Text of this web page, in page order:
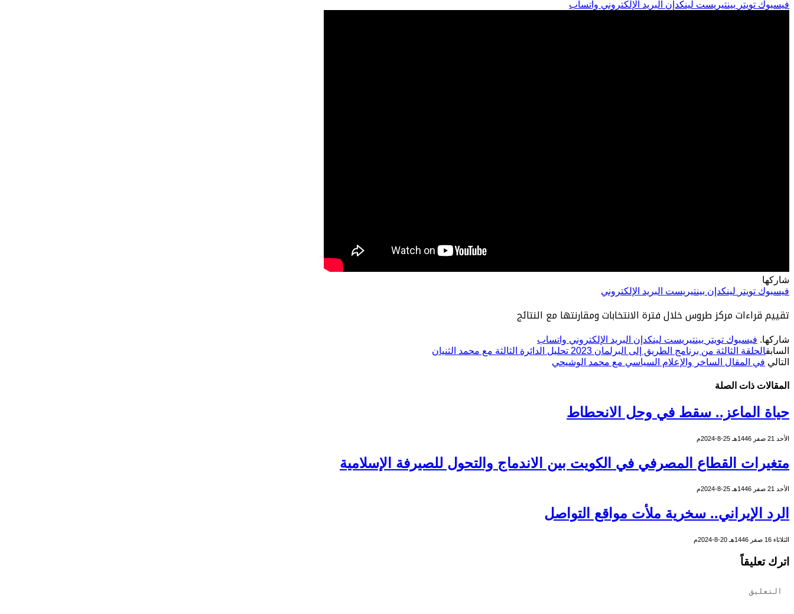
فيسبوك تويتر بينتيريست لينكدإن البريد الإلكتروني واتساب
شاركها
فيسبوك تويتر لينكدإن بينتيريست البريد الإلكتروني
تقييم قراءات مركز طروس خلال فترة الانتخابات ومقارنتها مع النتائج
شاركها. فيسبوك تويتر بينتيريست لينكدإن البريد الإلكتروني واتساب
السابقالحلقة الثالثة من برنامج الطريق إلى البرلمان 2023 تحليل الدائرة الثالثة مع محمد الثنيان
التالي في المقال الساخر والإعلام السياسي مع محمد الوشيحي
المقالات ذات الصلة
حياة الماعز.. سقط في وحل الانحطاط
الأحد 21 صفر 1446هـ 25-8-2024م
متغيرات القطاع المصرفي في الكويت بين الاندماج والتحول للصيرفة الإسلامية
الأحد 21 صفر 1446هـ 25-8-2024م
الرد الإيراني.. سخرية ملأت مواقع التواصل
الثلاثاء 16 صفر 1446هـ 20-8-2024م
اترك تعليقاً